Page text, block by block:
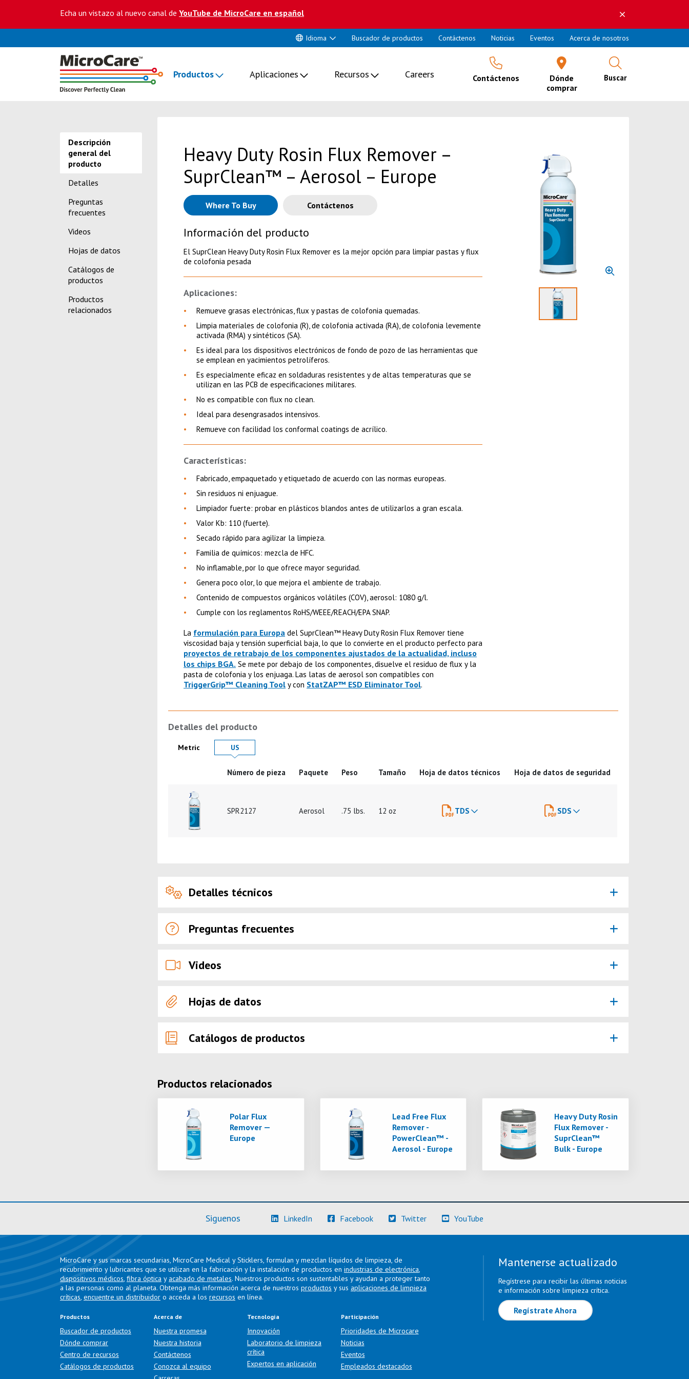
Echa un vistazo al nuevo canal de YouTube de MicroCare en español
Idioma Buscador de productos Contáctenos Noticias Eventos Acerca de nosotros
Productos Aplicaciones Recursos Careers Contáctenos
Dónde
comprar
Buscar
Descripción
general del
producto
Detalles
Preguntas
frecuentes
Videos
Hojas de datos
Catálogos de
productos
Productos
relacionados
Heavy Duty Rosin Flux Remover –
SuprClean™ – Aerosol – Europe
Where To Buy Contáctenos
Select to display product image 1
Información del producto
El SuprClean Heavy Duty Rosin Flux Remover es la mejor opción para limpiar pastas y flux
de colofonia pesada
Aplicaciones:
Remueve grasas electrónicas, flux y pastas de colofonia quemadas.
Limpia materiales de colofonia (R), de colofonia activada (RA), de colofonia levemente
activada (RMA) y sintéticos (SA).
Es ideal para los dispositivos electrónicos de fondo de pozo de las herramientas que
se emplean en yacimientos petrolíferos.
Es especialmente eficaz en soldaduras resistentes y de altas temperaturas que se
utilizan en las PCB de especificaciones militares.
No es compatible con flux no clean.
Ideal para desengrasados intensivos.
Remueve con facilidad los conformal coatings de acrílico.
Características:
Fabricado, empaquetado y etiquetado de acuerdo con las normas europeas.
Sin residuos ni enjuague.
Limpiador fuerte: probar en plásticos blandos antes de utilizarlos a gran escala.
Valor Kb: 110 (fuerte).
Secado rápido para agilizar la limpieza.
Familia de químicos: mezcla de HFC.
No inflamable, por lo que ofrece mayor seguridad.
Genera poco olor, lo que mejora el ambiente de trabajo.
Contenido de compuestos orgánicos volátiles (COV), aerosol: 1080 g/l.
Cumple con los reglamentos RoHS/WEEE/REACH/EPA SNAP.
La formulación para Europa del SuprClean™ Heavy Duty Rosin Flux Remover tiene
viscosidad baja y tensión superficial baja, lo que lo convierte en el producto perfecto para
proyectos de retrabajo de los componentes ajustados de la actualidad, incluso
los chips BGA. Se mete por debajo de los componentes, disuelve el residuo de flux y la
pasta de colofonia y los enjuaga. Las latas de aerosol son compatibles con
TriggerGrip™ Cleaning Tool y con StatZAP™ ESD Eliminator Tool.
Detalles del producto
Product Details in
Metric Product Details in
US
Imagen del productoNúmero de pieza Paquete Peso Tamaño Hoja de datos técnicos Hoja de datos de seguridad
SPR2127 Aerosol .75 lbs. 12 oz TDS SDS
Detalles técnicos
Preguntas frecuentes
Videos
Hojas de datos
Catálogos de productos
Productos relacionados
Polar Flux
Remover —
Europe
Lead Free Flux
Remover -
PowerClean™ -
Aerosol - Europe
Heavy Duty Rosin
Flux Remover -
SuprClean™
Bulk - Europe
Siguenos LinkedIn (Más información)
Facebook(Más información)
Twitter(Más información)
YouTube
MicroCare y sus marcas secundarias, MicroCare Medical y Sticklers, formulan y mezclan líquidos de limpieza, de
recubrimiento y lubricantes que se utilizan en la fabricación y la instalación de productos en industrias de electrónica,
dispositivos médicos, fibra óptica y acabado de metales. Nuestros productos son sustentables y ayudan a proteger tanto
a las personas como al planeta. Obtenga más información acerca de nuestros productos y sus aplicaciones de limpieza
críticas, encuentre un distribuidor o acceda a los recursos en línea.
Productos
Buscador de productos
Dónde comprar
Centro de recursos
Catálogos de productos
Acerca de
Nuestra promesa
Nuestra historia
Contáctenos
Conozca al equipo
Tecnología
Innovación
Laboratorio de limpieza
crítica
Expertos en aplicación
Participación
Prioridades de Microcare
Noticias
Eventos
Empleados destacados
Mantenerse actualizado
Regístrese para recibir las últimas noticias
e información sobre limpieza crítica.
Regístrate Ahora